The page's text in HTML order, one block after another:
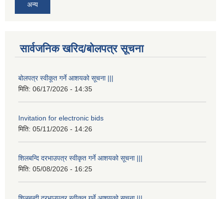
अन्य
सार्वजनिक खरिद/बोलपत्र सूचना
बोलपत्र स्वीकूत गर्ने आशयको सूचना |||
मिति: 06/17/2026 - 14:35
Invitation for electronic bids
मिति: 05/11/2026 - 14:26
शिलबन्दि दरभाउपत्र स्वीकृत गर्ने आशयको सूचना |||
मिति: 05/08/2026 - 16:25